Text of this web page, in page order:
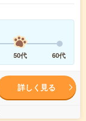
50代 60代
詳しく見る